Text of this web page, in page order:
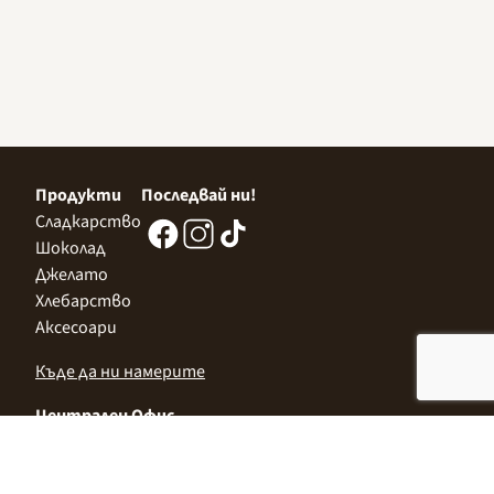
Продукти
Сладкарство
Шоколад
Джелато
Хлебарство
Аксесоари
Последвай ни!
Къде да ни намерите
Централен Офис